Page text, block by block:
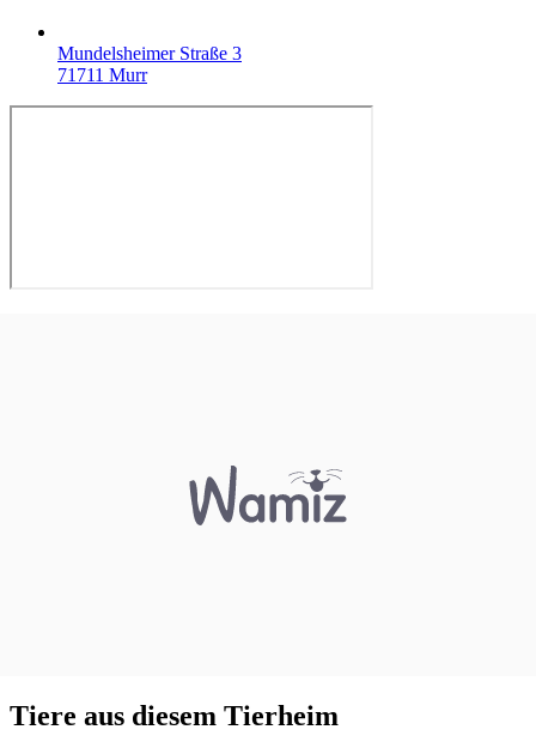
Mundelsheimer Straße 3
71711 Murr
Tiere aus diesem Tierheim